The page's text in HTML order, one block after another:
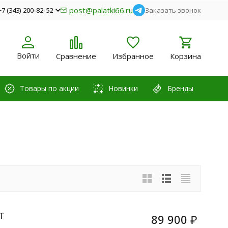
(343) 200-82-52 post@palatki66.ru Заказать звонок
Войти Сравнение Избранное Корзина
Товары по акции Новинки Бренды
89 900 ₽